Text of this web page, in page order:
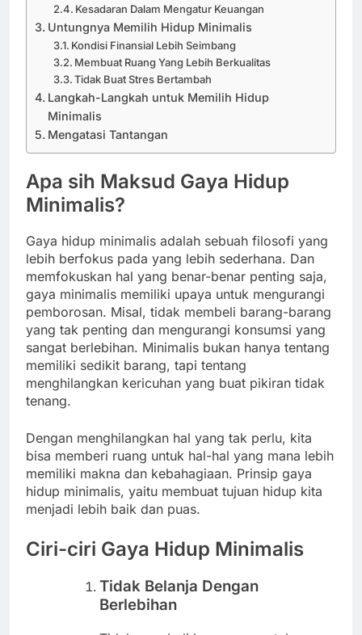
Kesadaran Dalam Mengatur Keuangan
Untungnya Memilih Hidup Minimalis
Kondisi Finansial Lebih Seimbang
Membuat Ruang Yang Lebih Berkualitas
Tidak Buat Stres Bertambah
Langkah-Langkah untuk Memilih Hidup
Minimalis
Mengatasi Tantangan
Apa sih Maksud Gaya Hidup
Minimalis?
Gaya hidup minimalis adalah sebuah filosofi yang
lebih berfokus pada yang lebih sederhana. Dan
memfokuskan hal yang benar-benar penting saja,
gaya minimalis memiliki upaya untuk mengurangi
pemborosan. Misal, tidak membeli barang-barang
yang tak penting dan mengurangi konsumsi yang
sangat berlebihan. Minimalis bukan hanya tentang
memiliki sedikit barang, tapi tentang
menghilangkan kericuhan yang buat pikiran tidak
tenang.
Dengan menghilangkan hal yang tak perlu, kita
bisa memberi ruang untuk hal-hal yang mana lebih
memiliki makna dan kebahagiaan. Prinsip gaya
hidup minimalis, yaitu membuat tujuan hidup kita
menjadi lebih baik dan puas.
Ciri-ciri Gaya Hidup Minimalis
Tidak Belanja Dengan
Berlebihan